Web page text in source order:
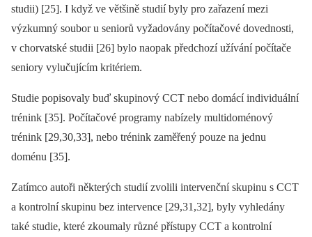
studii) [25]. I když ve většině studií byly pro zařazení mezi
výzkumný soubor u seniorů vyžadovány počítačové dovednosti,
v chorvatské studii [26] bylo naopak předchozí užívání počítače
seniory vylučujícím kritériem.
Studie popisovaly buď skupinový CCT nebo domácí individuální
trénink [35]. Počítačové programy nabízely multidoménový
trénink [29,30,33], nebo trénink zaměřený pouze na jednu
doménu [35].
Zatímco autoři některých studií zvolili intervenční skupinu s CCT
a kontrolní skupinu bez intervence [29,31,32], byly vyhledány
také studie, které zkoumaly různé přístupy CCT a kontrolní